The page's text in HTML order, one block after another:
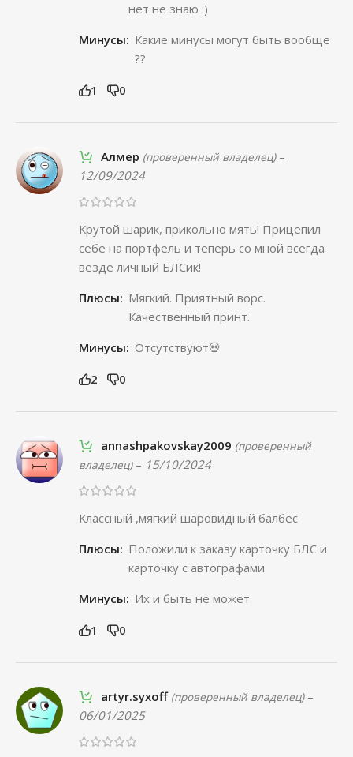
нет не знаю :)
Минусы: Какие минусы могут быть вообще
??
1 0
Алмер (проверенный владелец) –
12/09/2024
Крутой шарик, прикольно мять! Прицепил
себе на портфель и теперь со мной всегда
везде личный БЛСик!
Плюсы: Мягкий. Приятный ворс.
Качественный принт.
Минусы: Отсутствуют💀
2 0
annashpakovskay2009 (проверенный
владелец) – 15/10/2024
Классный ,мягкий шаровидный балбес
Плюсы: Положили к заказу карточку БЛС и
карточку с автографами
Минусы: Их и быть не может
1 0
artyr.syxoff (проверенный владелец) –
06/01/2025